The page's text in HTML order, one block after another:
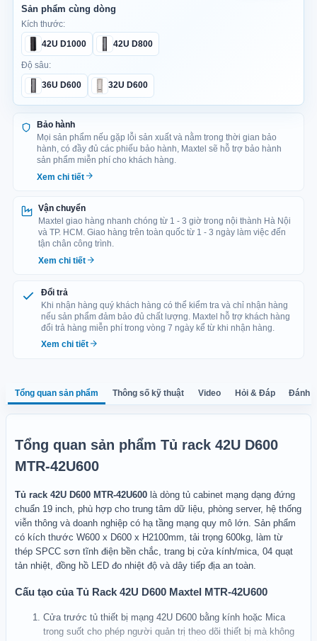
Màu sắc: Trắng, đen hoặc sản xuất theo yêu cầu.
Phiên bản: Standard hoặc Pro.
Kiểu dáng: Tủ rack dạng đứng, trang bị 04 bánh xe xoay đa
hướng và 04 chân tăng giúp di chuyển, cân bằng và cố định
Chuẩn lắp đặt: Không gian 42U, sử dụng thanh Profile Rails
chuẩn 19 inch theo tiêu chuẩn EIA-310, có đánh số U rõ
ràng.
dây nguồn, dây mạng và cáp quang.
Tính năng nổi bật: Tích hợp cảm biến nhiệt độ, đồng hồ LED
hiển thị, dây tiếp địa chống rò điện, khóa cơ bảo vệ, bánh xe
Thanh nguồn: Trang bị PDU 12 ổ cắm tích hợp át-tô-mát, hỗ
trợ cấp điện tập trung và bảo vệ hệ thống khi xảy ra sự cố
quá tải.
Phụ kiện đi kèm: 01 đồng hồ đo nhiệt độ, 01 thanh nguồn
cho cảm biến nhiệt độ, 20 dây thít nhựa dài 15 cm, 36 bộ
bulong và ốc bắt thiết bị, 01 sách hướng dẫn sử dụng và 01
phiếu bảo hành.
Sản phẩm cùng dòng
Kích thước:
42U D1000
42U D800
Độ sâu:
36U D600
32U D600
Bảo hành
Mọi sản phẩm nếu gặp lỗi sản xuất và nằm trong thời gian bảo
hành, có đầy đủ các phiếu bảo hành, Maxtel sẽ hỗ trợ bảo hành
sản phẩm miễn phí cho khách hàng.
Xem chi tiết
Vận chuyển
Maxtel giao hàng nhanh chóng từ 1 - 3 giờ trong nội thành Hà Nội
và TP. HCM. Giao hàng trên toàn quốc từ 1 - 3 ngày làm việc đến
tận chân công trình.
Xem chi tiết
Đổi trả
Khi nhận hàng quý khách hàng có thể kiểm tra và chỉ nhận hàng
nếu sản phẩm đảm bảo đủ chất lượng. Maxtel hỗ trợ khách hàng
đổi trả hàng miễn phí trong vòng 7 ngày kể từ khi nhận hàng.
Xem chi tiết
Tổng quan sản phẩm Thông số kỹ thuật Video Hỏi & Đáp Đánh
Tổng quan sản phẩm Tủ rack 42U D600
MTR-42U600
Tủ rack 42U D600 MTR-42U600 là dòng tủ cabinet mạng dạng đứng
chuẩn 19 inch, phù hợp cho trung tâm dữ liệu, phòng server, hệ thống
viễn thông và doanh nghiệp có hạ tầng mạng quy mô lớn. Sản phẩm
có kích thước W600 x D600 x H2100mm, tải trọng 600kg, làm từ
thép SPCC sơn tĩnh điện bền chắc, trang bị cửa kính/mica, 04 quạt
tản nhiệt, đồng hồ LED đo nhiệt độ và dây tiếp địa an toàn.
Cấu tạo của Tủ Rack 42U D600 Maxtel MTR-42U600
Cửa trước tủ thiết bị mạng 42U D600 bằng kính hoặc Mica
trong suốt cho phép người quản trị theo dõi thiết bị mà không